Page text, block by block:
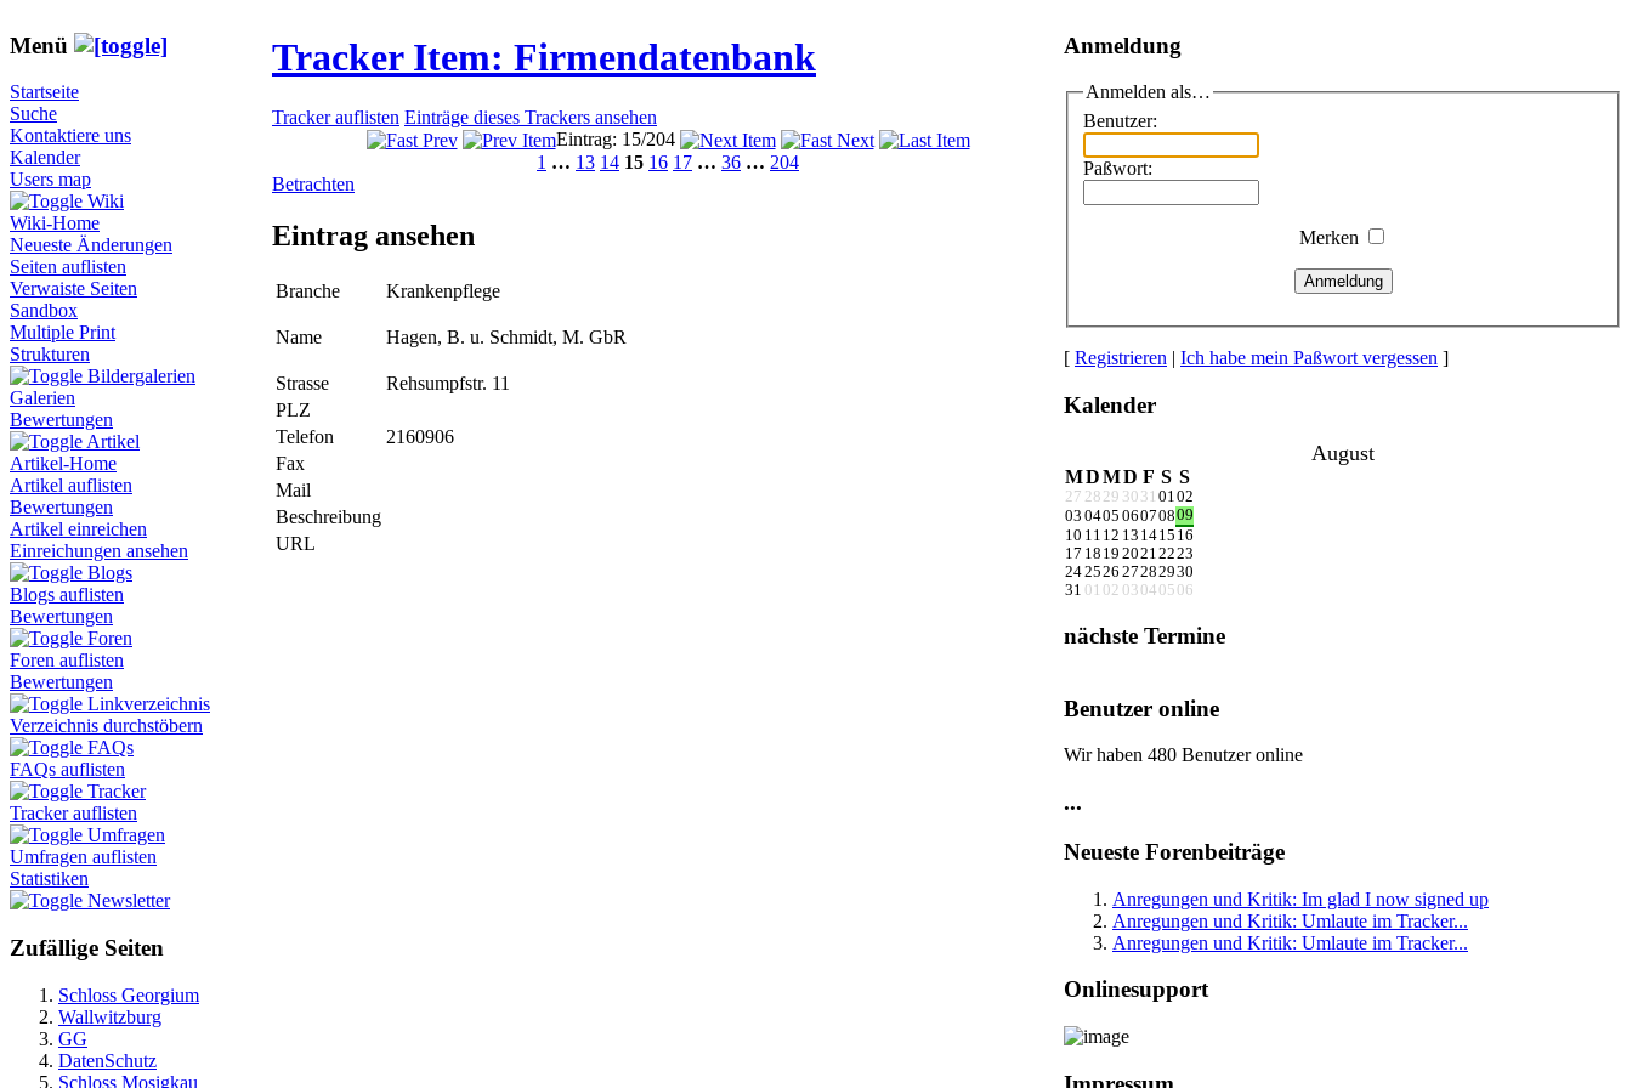
Menü
Startseite
Suche
Kontaktiere uns
Kalender
Users map
Wiki
Wiki-Home
Neueste Änderungen
Seiten auflisten
Verwaiste Seiten
Sandbox
Multiple Print
Strukturen
Bildergalerien
Galerien
Bewertungen
Artikel
Artikel-Home
Artikel auflisten
Bewertungen
Artikel einreichen
Einreichungen ansehen
Blogs
Blogs auflisten
Bewertungen
Foren
Foren auflisten
Bewertungen
Linkverzeichnis
Verzeichnis durchstöbern
FAQs
FAQs auflisten
Tracker
Tracker auflisten
Umfragen
Umfragen auflisten
Statistiken
Newsletter
Zufällige Seiten
Schloss Georgium
Wallwitzburg
GG
DatenSchutz
Schloss Mosigkau
Tracker Item: Firmendatenbank
Tracker auflisten Einträge dieses Trackers ansehen
Eintrag: 15/204
1 … 13 14 15 16 17 … 36 … 204
Betrachten
Eintrag ansehen
Branche Krankenpflege
Name Hagen, B. u. Schmidt, M. GbR
Strasse
Rehsumpfstr. 11
PLZ
Telefon
2160906
Fax
Mail
Beschreibung
URL
Anmeldung
Anmelden als…
Benutzer:
Paßwort:
Merken
Anmeldung
[ Registrieren | Ich habe mein Paßwort vergessen ]
Kalender
August
MDMD F S S
27 28 29 30 31 0102
03 0405 06070809
10 11 12 13 1415 16
17 18 19 20212223
242526 27282930
31 01 02 03 04 05 06
nächste Termine
Benutzer online
Wir haben 480 Benutzer online
...
Neueste Forenbeiträge
Anregungen und Kritik: Im glad I now signed up
Anregungen und Kritik: Umlaute im Tracker...
Anregungen und Kritik: Umlaute im Tracker...
Onlinesupport